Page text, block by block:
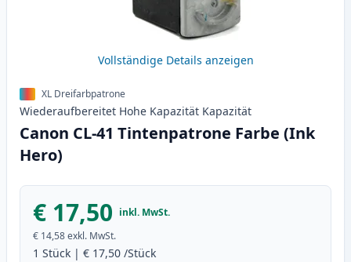
Vollständige Details anzeigen
XL Dreifarbpatrone
Wiederaufbereitet Hohe Kapazität Kapazität
Canon CL-41 Tintenpatrone Farbe (Ink
Hero)
€ 17,50 inkl. MwSt.
€ 14,58exkl. MwSt.
1 Stück | € 17,50 /Stück